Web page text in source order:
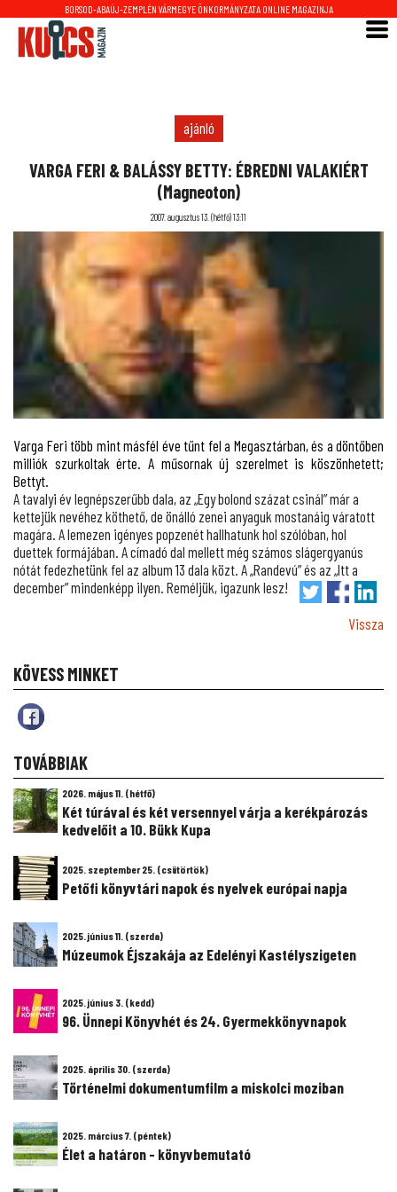
BORSOD-ABAÚJ-ZEMPLÉN VÁRMEGYE ÖNKORMÁNYZATA ONLINE MAGAZINJA
ajánló
VARGA FERI & BALÁSSY BETTY: ÉBREDNI VALAKIÉRT
(Magneoton)
2007. augusztus 13. (hétfő) 13:11
Varga Feri több mint másfél éve tűnt fel a Megasztárban, és a döntőben
milliók szurkoltak érte. A műsornak új szerelmet is köszönhetett;
Bettyt.
A tavalyi év legnépszerűbb dala, az „Egy bolond százat csinál” már a
kettejük nevéhez köthető, de önálló zenei anyaguk mostanáig váratott
magára. A lemezen igényes popzenét hallhatunk hol szólóban, hol
duettek formájában. A címadó dal mellett még számos slágergyanús
nótát fedezhetünk fel az album 13 dala közt. A „Randevú” és az „Itt a
december” mindenképp ilyen. Reméljük, igazunk lesz!
Vissza
KÖVESS MINKET
TOVÁBBIAK
2026. május 11. (hétfő)
Két túrával és két versennyel várja a kerékpározás
kedvelőit a 10. Bükk Kupa
2025. szeptember 25. (csütörtök)
Petőfi könyvtári napok és nyelvek európai napja
2025. június 11. (szerda)
Múzeumok Éjszakája az Edelényi Kastélyszigeten
2025. június 3. (kedd)
96. Ünnepi Könyvhét és 24. Gyermekkönyvnapok
2025. április 30. (szerda)
Történelmi dokumentumfilm a miskolci moziban
2025. március 7. (péntek)
Élet a határon - könyvbemutató